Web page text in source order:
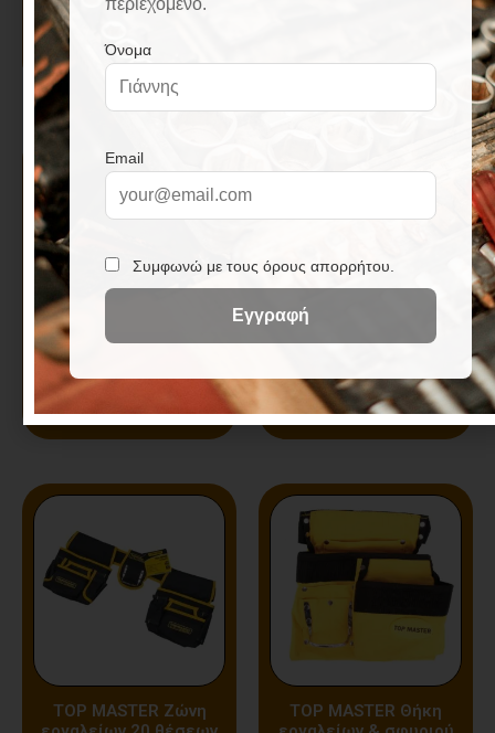
χειρός μαύρη
Μ46xΠ27xΥ27,5εκ. GP-
65041
GTC Τσάντα εργαλείων
χειρός Fylax χακί
μαστόρων 35cm*19cm
499941
TOP MASTER Ζώνη
TOP MASTER Θήκη